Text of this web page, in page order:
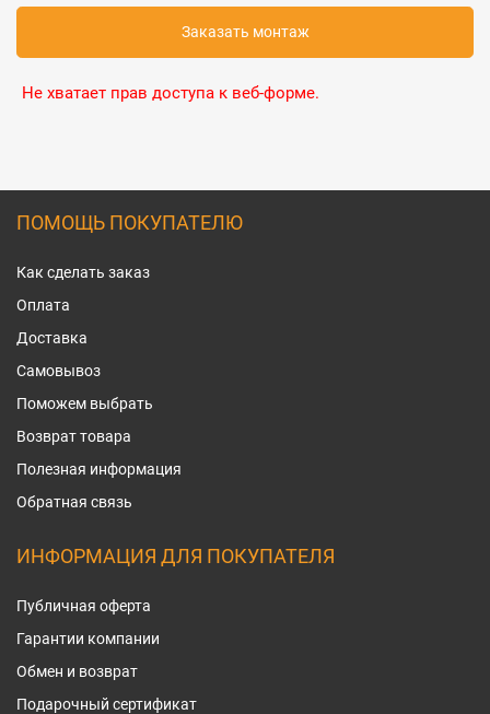
Заказать монтаж
Не хватает прав доступа к веб-форме.
ПОМОЩЬ ПОКУПАТЕЛЮ
Как сделать заказ
Оплата
Доставка
Самовывоз
Поможем выбрать
Возврат товара
Полезная информация
Обратная связь
ИНФОРМАЦИЯ ДЛЯ ПОКУПАТЕЛЯ
Публичная оферта
Гарантии компании
Обмен и возврат
Подарочный сертификат